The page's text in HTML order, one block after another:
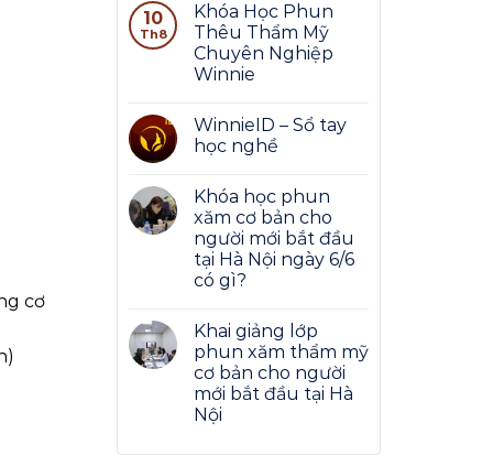
cơ
10
Th8
Khóa Học Phun
Thêu Thẩm Mỹ
Chuyên Nghiệp
Winnie
WinnieID – Sổ tay
học nghề
Khóa học phun
xăm cơ bản cho
người mới bắt đầu
tại Hà Nội ngày 6/6
có gì?
Khai giảng lớp
phun xăm thẩm mỹ
cơ bản cho người
mới bắt đầu tại Hà
Nội